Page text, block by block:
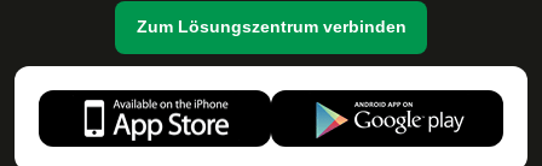
Zum Lösungszentrum verbinden